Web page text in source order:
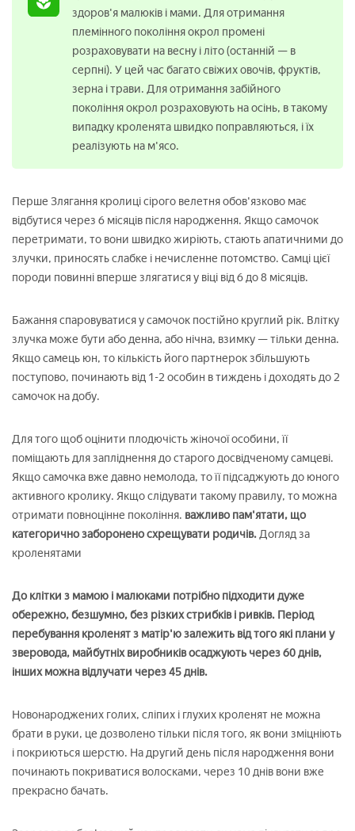
здоров'я малюків і мами. Для отримання
племінного покоління окрол промені
розраховувати на весну і літо (останній — в
серпні). У цей час багато свіжих овочів, фруктів,
зерна і трави. Для отримання забійного
покоління окрол розраховують на осінь, в такому
випадку кроленята швидко поправляються, і їх
реалізують на м'ясо.
Перше Злягання кролиці сірого велетня обов'язково має
відбутися через 6 місяців після народження. Якщо самочок
перетримати, то вони швидко жиріють, стають апатичними до
злучки, приносять слабке і нечисленне потомство. Самці цієї
породи повинні вперше злягатися у віці від 6 до 8 місяців.
Бажання спаровуватися у самочок постійно круглий рік. Влітку
злучка може бути або денна, або нічна, взимку — тільки денна.
Якщо самець юн, то кількість його партнерок збільшують
поступово, починають від 1-2 особин в тиждень і доходять до 2
самочок на добу.
Для того щоб оцінити плодючість жіночої особини, її
поміщають для запліднення до старого досвідченому самцеві.
Якщо самочка вже давно немолода, то її підсаджують до юного
активного кролику. Якщо слідувати такому правилу, то можна
отримати повноцінне покоління. важливо пам'ятати, що
категорично заборонено схрещувати родичів.Догляд за
кроленятами
До клітки з мамою і малюками потрібно підходити дуже
обережно, безшумно, без різких стрибків і ривків. Період
перебування кроленят з матір'ю залежить від того які плани у
зверовода, майбутніх виробників осаджують через 60 днів,
інших можна відлучати через 45 днів.
Новонароджених голих, сліпих і глухих кроленят не можна
брати в руки, це дозволено тільки після того, як вони зміцніють
і покриються шерстю. На другий день після народження вони
починають покриватися волосками, через 10 днів вони вже
прекрасно бачать.